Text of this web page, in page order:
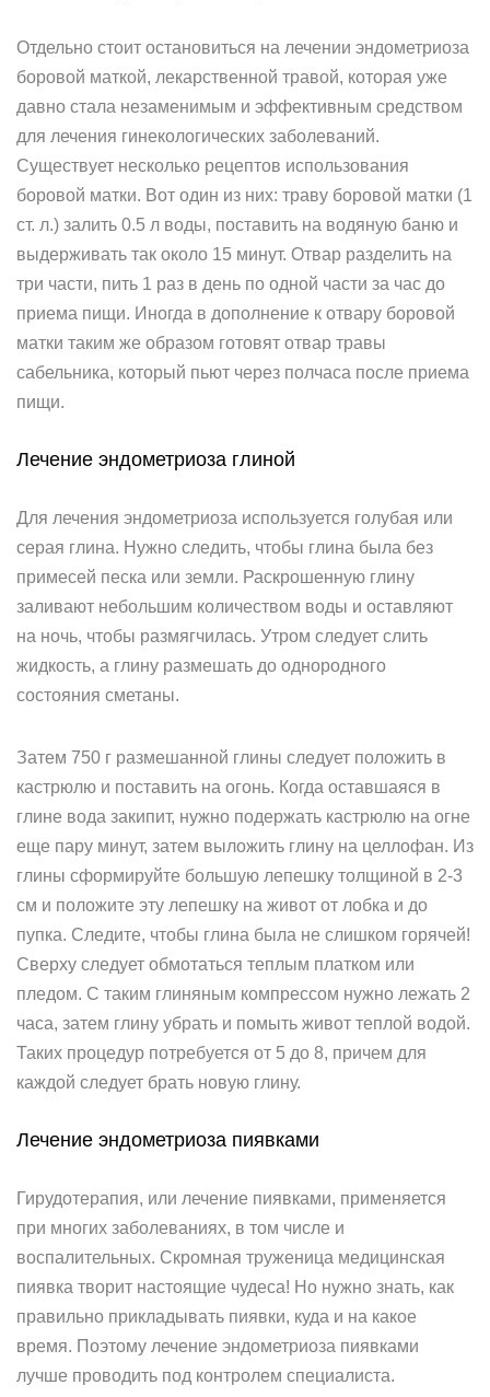
Отдельно стоит остановиться на лечении эндометриоза
боровой маткой, лекарственной травой, которая уже
давно стала незаменимым и эффективным средством
для лечения гинекологических заболеваний.
Существует несколько рецептов использования
боровой матки. Вот один из них: траву боровой матки (1
ст. л.) залить 0.5 л воды, поставить на водяную баню и
выдерживать так около 15 минут. Отвар разделить на
три части, пить 1 раз в день по одной части за час до
приема пищи. Иногда в дополнение к отвару боровой
матки таким же образом готовят отвар травы
сабельника, который пьют через полчаса после приема
пищи.
Лечение эндометриоза глиной
Для лечения эндометриоза используется голубая или
серая глина. Нужно следить, чтобы глина была без
примесей песка или земли. Раскрошенную глину
заливают небольшим количеством воды и оставляют
на ночь, чтобы размягчилась. Утром следует слить
жидкость, а глину размешать до однородного
состояния сметаны.
Затем 750 г размешанной глины следует положить в
кастрюлю и поставить на огонь. Когда оставшаяся в
глине вода закипит, нужно подержать кастрюлю на огне
еще пару минут, затем выложить глину на целлофан. Из
глины сформируйте большую лепешку толщиной в 2-3
см и положите эту лепешку на живот от лобка и до
пупка. Следите, чтобы глина была не слишком горячей!
Сверху следует обмотаться теплым платком или
пледом. С таким глиняным компрессом нужно лежать 2
часа, затем глину убрать и помыть живот теплой водой.
Таких процедур потребуется от 5 до 8, причем для
каждой следует брать новую глину.
Лечение эндометриоза пиявками
Гирудотерапия, или лечение пиявками, применяется
при многих заболеваниях, в том числе и
воспалительных. Скромная труженица медицинская
пиявка творит настоящие чудеса! Но нужно знать, как
правильно прикладывать пиявки, куда и на какое
время. Поэтому лечение эндометриоза пиявками
лучше проводить под контролем специалиста.